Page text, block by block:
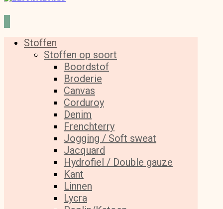
Stoffen
Stoffen op soort
Boordstof
Broderie
Canvas
Corduroy
Denim
Frenchterry
Jogging / Soft sweat
Jacquard
Hydrofiel / Double gauze
Kant
Linnen
Lycra